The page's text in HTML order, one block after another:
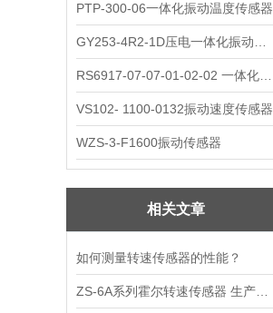
PTP-300-06一体化振动温度传感器
VS102- 1100-0132振动速度传感器
WZS-3-F1600振动传感器
相关文章
如何测量转速传感器的性能？